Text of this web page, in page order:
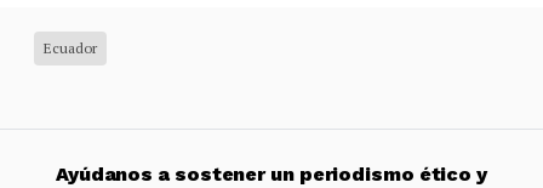
Ecuador
Ayúdanos a sostener un periodismo ético y